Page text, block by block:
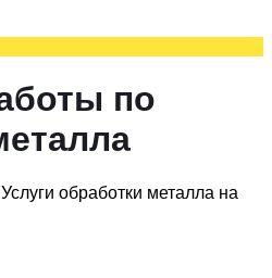
по
Услуги обработки металла на